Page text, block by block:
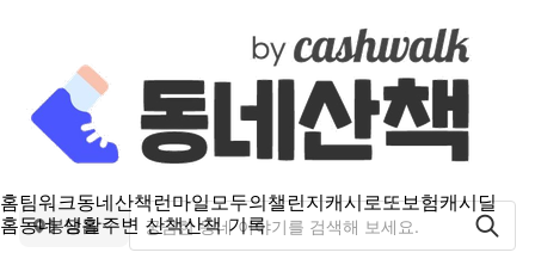
홈팀워크동네산책런마일모두의챌린지캐시로또보험캐시딜
홈동네 생활주변 산책산책 기록
봉담읍